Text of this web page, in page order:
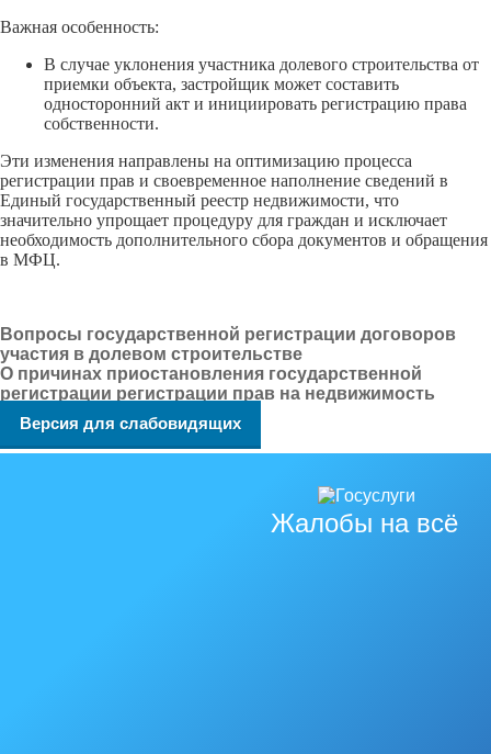
Важная особенность:
В случае уклонения участника долевого строительства от
приемки объекта, застройщик может составить
односторонний акт и инициировать регистрацию права
собственности.
Эти изменения направлены на оптимизацию процесса
регистрации прав и своевременное наполнение сведений в
Единый государственный реестр недвижимости, что
значительно упрощает процедуру для граждан и исключает
необходимость дополнительного сбора документов и обращения
в МФЦ.
Вопросы государственной регистрации договоров
участия в долевом строительстве
О причинах приостановления государственной
регистрации регистрации прав на недвижимость
Версия для слабовидящих
Жалобы на всё